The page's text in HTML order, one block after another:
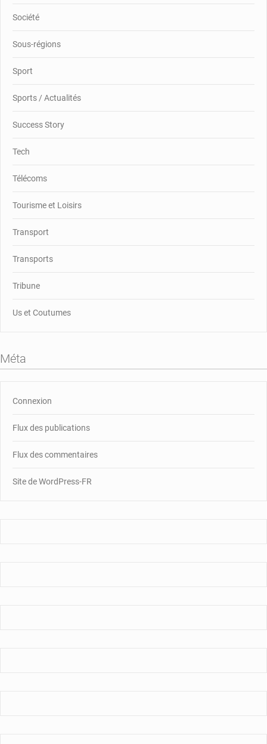
Société
Sous-régions
Sport
Sports / Actualités
Success Story
Tech
Télécoms
Tourisme et Loisirs
Transport
Transports
Tribune
Us et Coutumes
Méta
Connexion
Flux des publications
Flux des commentaires
Site de WordPress-FR